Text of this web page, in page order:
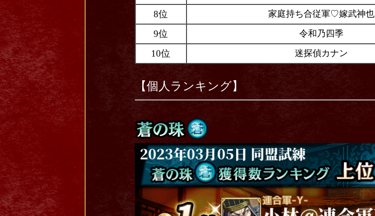
8位 家庭持ち合従軍♡嫁武神也
9位 令和乃四季
10位 迷探偵カナン
【個人ランキング】